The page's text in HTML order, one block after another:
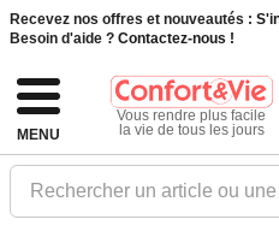
Recevez nos offres et nouveautés :
Besoin d'aide ? Contactez-nous !
MENU
Vous rendre plus facile
la vie de tous les jours
Rechercher un article ou